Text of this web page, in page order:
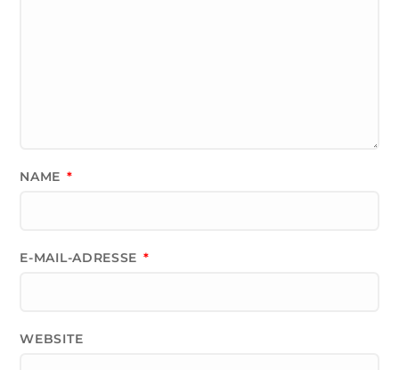
NAME *
E-MAIL-ADRESSE *
WEBSITE